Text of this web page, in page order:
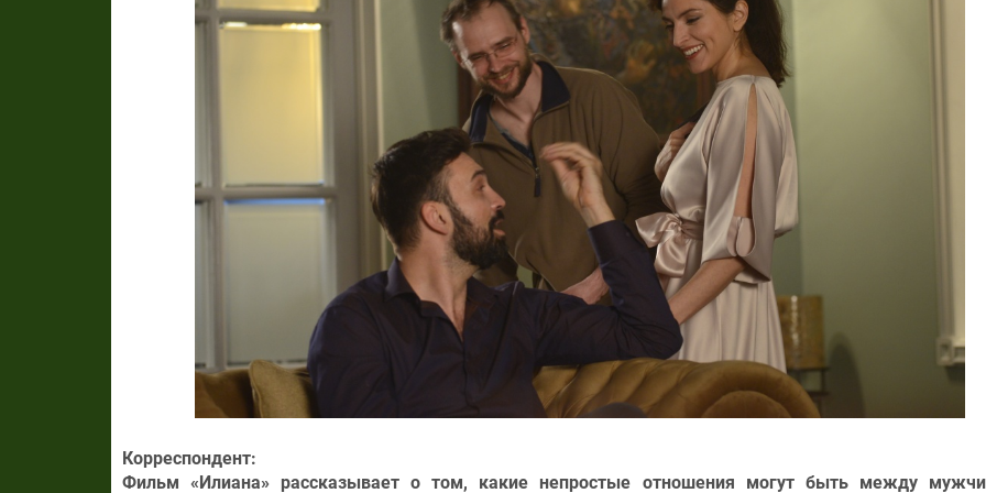
Корреспондент:
Фильм «Илиана» рассказывает о том, какие непростые отношения могут быть между